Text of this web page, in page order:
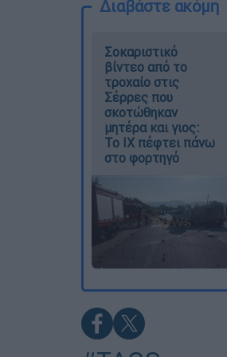
Διαβάστε ακόμη
Σοκαριστικό
βίντεο από το
τροχαίο στις
Σέρρες που
σκοτώθηκαν
μητέρα και γιος:
Το ΙΧ πέφτει πάνω
στο φορτηγό